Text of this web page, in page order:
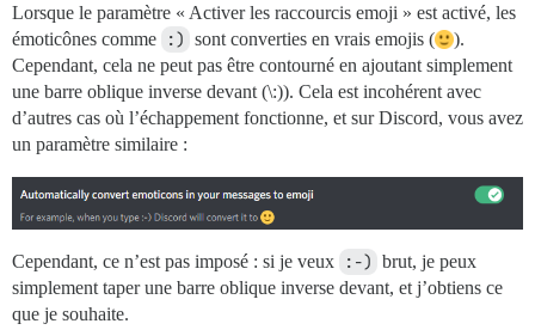
Lorsque le paramètre « Activer les raccourcis emoji » est activé, les
émoticônes comme
:) sont converties en vrais emojis (
).
Cependant, cela ne peut pas être contourné en ajoutant simplement
une barre oblique inverse devant (\:)). Cela est incohérent avec
d’autres cas où l’échappement fonctionne, et sur Discord, vous avez
un paramètre similaire :
Cependant, ce n’est pas imposé : si je veux :-) brut, je peux
simplement taper une barre oblique inverse devant, et j’obtiens ce
que je souhaite.